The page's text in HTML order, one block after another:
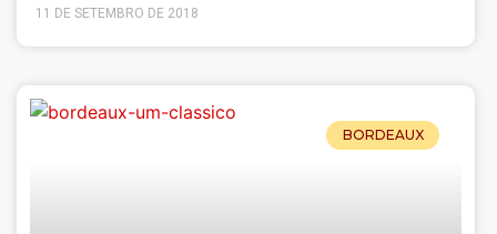
11 DE SETEMBRO DE 2018
BORDEAUX